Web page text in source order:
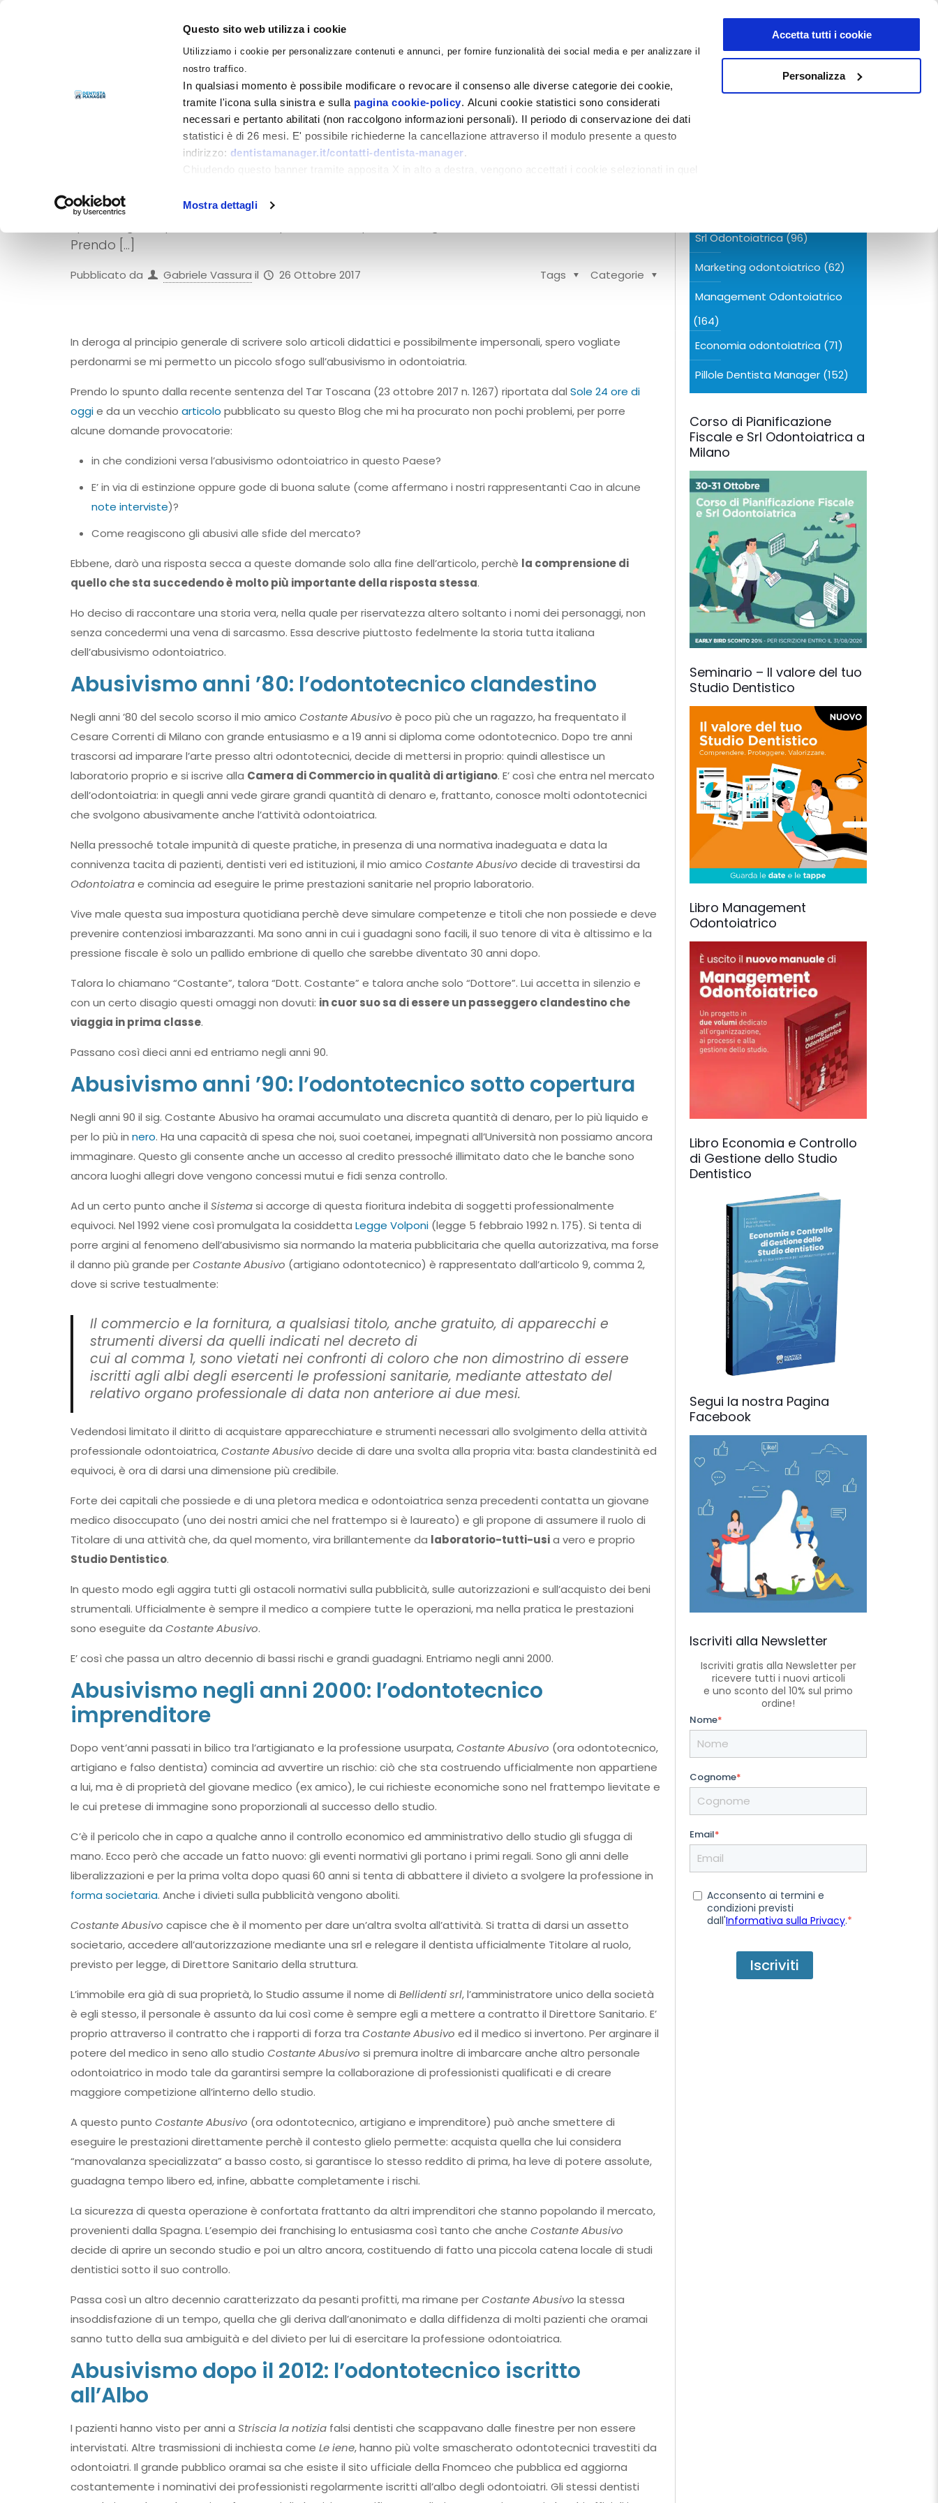
Questo sito web utilizza i cookie
Utilizziamo i cookie per personalizzare contenuti e annunci, per fornire funzionalità dei social media e per analizzare il
nostro traffico.
In qualsiasi momento è possibile modificare o revocare il consenso alle diverse categorie dei cookie,
tramite l'icona sulla sinistra e sulla pagina cookie-policy. Alcuni cookie statistici sono considerati
necessari e pertanto abilitati (non raccolgono informazioni personali). Il periodo di conservazione dei dati
statistici è di 26 mesi. E' possibile richiederne la cancellazione attraverso il modulo presente a questo
indirizzo: dentistamanager.it/contatti-dentista-manager.
Chiudendo questo banner tramite apposita X in alto a destra, vengono accettati i cookie selezionati in quel
Mostra dettagli
Accetta tutti i cookie
Personalizza
NEWSLETTER
DOCUMENTI 0 0
Abusivismo odontoiatrico: esiste ancora?
In deroga al principio generale di scrivere solo articoli didattici e possibilmente impersonali,
Prendo […]
Pubblicato da Gabriele Vassura il 26 Ottobre 2017 Categorie
Tags
In deroga al principio generale di scrivere solo articoli didattici e possibilmente impersonali, spero vogliate
perdonarmi se mi permetto un piccolo sfogo sull’abusivismo in odontoiatria.
Prendo lo spunto dalla recente sentenza del Tar Toscana (23 ottobre 2017 n. 1267) riportata dal Sole 24 ore di
oggie da un vecchio articolo pubblicato su questo Blog che mi ha procurato non pochi problemi, per porre
alcune domande provocatorie:
in che condizioni versa l’abusivismo odontoiatrico in questo Paese?
E’ in via di estinzione oppure gode di buona salute (come affermano i nostri rappresentanti Cao in alcune
note interviste)?
Come reagiscono gli abusivi alle sfide del mercato?
Ebbene, darò una risposta secca a queste domande solo alla fine dell’articolo, perchè la comprensione di
quello che sta succedendo è molto più importante della risposta stessa.
Ho deciso di raccontare una storia vera, nella quale per riservatezza altero soltanto i nomi dei personaggi, non
senza concedermi una vena di sarcasmo. Essa descrive piuttosto fedelmente la storia tutta italiana
dell’abusivismo odontoiatrico.
Abusivismo anni ’80: l’odontotecnico clandestino
Negli anni ’80 del secolo scorso il mio amico Costante Abusivo è poco più che un ragazzo, ha frequentato il
Cesare Correnti di Milano con grande entusiasmo e a 19 anni si diploma come odontotecnico. Dopo tre anni
trascorsi ad imparare l’arte presso altri odontotecnici, decide di mettersi in proprio: quindi allestisce un
laboratorio proprio e si iscrive alla Camera di Commercio in qualità di artigiano. E’ così che entra nel mercato
dell’odontoiatria: in quegli anni vede girare grandi quantità di denaro e, frattanto, conosce molti odontotecnici
che svolgono abusivamente anche l’attività odontoiatrica.
Nella pressoché totale impunità di queste pratiche, in presenza di una normativa inadeguata e data la
connivenza tacita di pazienti, dentisti veri ed istituzioni, il mio amico Costante Abusivo decide di travestirsi da
Odontoiatrae comincia ad eseguire le prime prestazioni sanitarie nel proprio laboratorio.
Vive male questa sua impostura quotidiana perchè deve simulare competenze e titoli che non possiede e deve
prevenire contenziosi imbarazzanti. Ma sono anni in cui i guadagni sono facili, il suo tenore di vita è altissimo e la
pressione fiscale è solo un pallido embrione di quello che sarebbe diventato 30 anni dopo.
Talora lo chiamano “Costante”, talora “Dott. Costante” e talora anche solo “Dottore”. Lui accetta in silenzio e
con un certo disagio questi omaggi non dovuti: in cuor suo sa di essere un passeggero clandestino che
viaggia in prima classe.
Passano così dieci anni ed entriamo negli anni 90.
Abusivismo anni ’90: l’odontotecnico sotto copertura
Negli anni 90 il sig. Costante Abusivo ha oramai accumulato una discreta quantità di denaro, per lo più liquido e
per lo più in nero. Ha una capacità di spesa che noi, suoi coetanei, impegnati all’Università non possiamo ancora
immaginare. Questo gli consente anche un accesso al credito pressoché illimitato dato che le banche sono
ancora luoghi allegri dove vengono concessi mutui e fidi senza controllo.
Ad un certo punto anche il Sistemasi accorge di questa fioritura indebita di soggetti professionalmente
equivoci. Nel 1992 viene così promulgata la cosiddetta Legge Volponi(legge 5 febbraio 1992 n. 175). Si tenta di
porre argini al fenomeno dell’abusivismo sia normando la materia pubblicitaria che quella autorizzativa, ma forse
il danno più grande perCostante Abusivo (artigiano odontotecnico) è rappresentato dall’articolo 9, comma 2,
dove si scrive testualmente:
Il commercio e la fornitura, a qualsiasi titolo, anche gratuito, di apparecchi e
strumenti diversi da quelli indicati nel decreto di
cui al comma 1, sono vietati nei confronti di coloro che non dimostrino di essere
iscritti agli albi degli esercenti le professioni sanitarie, mediante attestato del
relativo organo professionale di data non anteriore ai due mesi.
Vedendosi limitato il diritto di acquistare apparecchiature e strumenti necessari allo svolgimento della attività
professionale odontoiatrica,Costante Abusivo decide di dare una svolta alla propria vita: basta clandestinità ed
equivoci, è ora di darsi una dimensione più credibile.
Forte dei capitali che possiede e di una pletora medica e odontoiatrica senza precedenti contatta un giovane
medico disoccupato (uno dei nostri amici che nel frattempo si è laureato) e gli propone di assumere il ruolo di
Titolare di una attività che, da quel momento, vira brillantemente da laboratorio-tutti-usia vero e proprio
Studio Dentistico.
In questo modo egli aggira tutti gli ostacoli normativi sulla pubblicità, sulle autorizzazioni e sull’acquisto dei beni
strumentali. Ufficialmente è sempre il medico a compiere tutte le operazioni, ma nella pratica le prestazioni
sono eseguite da Costante Abusivo.
E’ così che passa un altro decennio di bassi rischi e grandi guadagni. Entriamo negli anni 2000.
Abusivismo negli anni 2000: l’odontotecnico
imprenditore
Dopo vent’anni passati in bilico tra l’artigianato e la professione usurpata,Costante Abusivo (ora odontotecnico,
artigiano e falso dentista) comincia ad avvertire un rischio: ciò che sta costruendo ufficialmente non appartiene
a lui, ma è di proprietà del giovane medico (ex amico), le cui richieste economiche sono nel frattempo lievitate e
le cui pretese di immagine sono proporzionali al successo dello studio.
C’è il pericolo che in capo a qualche anno il controllo economico ed amministrativo dello studio gli sfugga di
mano. Ecco però che accade un fatto nuovo: gli eventi normativi gli portano i primi regali. Sono gli anni delle
liberalizzazioni e per la prima volta dopo quasi 60 anni si tenta di abbattere il divieto a svolgere la professione in
forma societaria. Anche i divieti sulla pubblicità vengono aboliti.
Costante Abusivo capisce che è il momento per dare un’altra svolta all’attività. Si tratta di darsi un assetto
societario, accedere all’autorizzazione mediante una srl e relegare il dentista ufficialmente Titolare al ruolo,
previsto per legge, di Direttore Sanitario della struttura.
L’immobile era già di sua proprietà, lo Studio assume il nome di Bellidenti srl, l’amministratore unico della società
è egli stesso, il personale è assunto da lui così come è sempre egli a mettere a contratto il Direttore Sanitario. E’
proprio attraverso il contratto che i rapporti di forza tra Costante Abusivo ed il medico si invertono. Per arginare il
potere del medico in seno allo studio Costante Abusivo si premura inoltre di imbarcare anche altro personale
odontoiatrico in modo tale da garantirsi sempre la collaborazione di professionisti qualificati e di creare
maggiore competizione all’interno dello studio.
A questo punto Costante Abusivo (ora odontotecnico, artigiano e imprenditore) può anche smettere di
eseguire le prestazioni direttamente perchè il contesto glielo permette: acquista quella che lui considera
“manovalanza specializzata” a basso costo, si garantisce lo stesso reddito di prima, ha leve di potere assolute,
guadagna tempo libero ed, infine, abbatte completamente i rischi.
La sicurezza di questa operazione è confortata frattanto da altri imprenditori che stanno popolando il mercato,
provenienti dalla Spagna. L’esempio dei franchising lo entusiasma così tanto che anche Costante Abusivo
decide di aprire un secondo studio e poi un altro ancora, costituendo di fatto una piccola catena locale di studi
dentistici sotto il suo controllo.
Passa così un altro decennio caratterizzato da pesanti profitti, ma rimane perCostante Abusivo la stessa
insoddisfazione di un tempo, quella che gli deriva dall’anonimato e dalla diffidenza di molti pazienti che oramai
sanno tutto della sua ambiguità e del divieto per lui di esercitare la professione odontoiatrica.
Abusivismo dopo il 2012: l’odontotecnico iscritto
all’Albo
I pazienti hanno visto per anni a Striscia la notiziafalsi dentisti che scappavano dalle finestre per non essere
intervistati. Altre trasmissioni di inchiesta come Le iene, hanno più volte smascherato odontotecnici travestiti da
odontoiatri. Il grande pubblico oramai sa che esiste il sito ufficiale della Fnomceo che pubblica ed aggiorna
costantemente i nominativi dei professionisti regolarmente iscritti all’albo degli odontoiatri. Gli stessi dentisti
CERCA NEL BLOG
Srl Odontoiatrica (96)
Marketing odontoiatrico (62)
Management Odontoiatrico
(164)
Economia odontoiatrica (71)
Pillole Dentista Manager (152)
Corso di Pianificazione
Fiscale e Srl Odontoiatrica a
Milano
Seminario – Il valore del tuo
Studio Dentistico
Libro Management
Odontoiatrico
Libro Economia e Controllo
di Gestione dello Studio
Dentistico
Segui la nostra Pagina
Facebook
Iscriviti alla Newsletter
Iscriviti gratis alla Newsletter per
ricevere tutti i nuovi articoli
e uno sconto del 10% sul primo
ordine!
Nome*
Cognome*
Email*
Acconsento ai termini e
condizioni previsti
dall'Informativa sulla Privacy.*